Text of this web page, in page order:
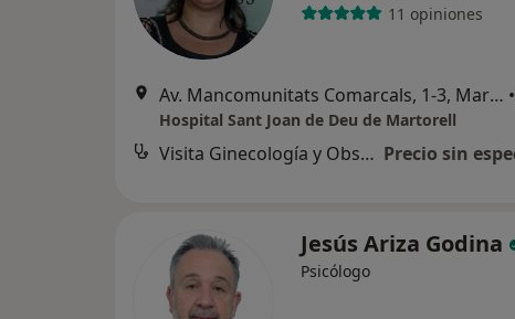
11 opiniones
Av. Mancomunitats Comarcals, 1-3, Martorell •
Hospital Sant Joan de Deu de Martorell
Visita Ginecología y Obstetricia Precio sin
Jesús Ariza Godina
Psicólogo